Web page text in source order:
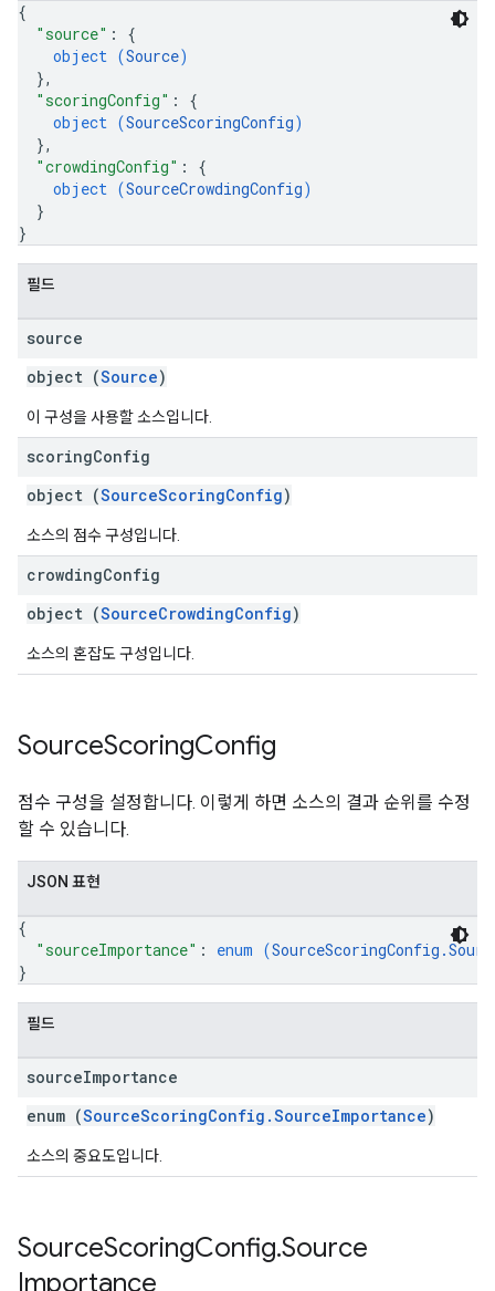
{
"source" : {
object (Source)
},
"scoringConfig" : {
object (SourceScoringConfig)
},
"crowdingConfig" : {
object (SourceCrowdingConfig)
}
}
필드
source
object (Source)
이 구성을 사용할 소스입니다.
scoringConfig
object (SourceScoringConfig)
소스의 점수 구성입니다.
crowdingConfig
object (SourceCrowdingConfig)
소스의 혼잡도 구성입니다.
SourceScoringConfig
점수 구성을 설정합니다. 이렇게 하면 소스의 결과 순위를 수정
할 수 있습니다.
JSON 표현
{
"sourceImportance" : enum (
}
필드
sourceImportance
enum (SourceScoringConfig.SourceImportance)
소스의 중요도입니다.
SourceScoringConfig.Source
Importance